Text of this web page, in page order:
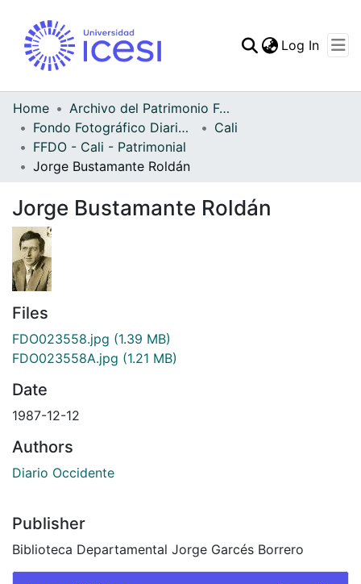
Statistics
Log In
Home
Archivo del Patrimonio Fotográfico y Fílmico del Valle del Cauca
Fondo Fotográfico Diario Occidente
Cali
FFDO - Cali - Patrimonial
Jorge Bustamante Roldán
Jorge Bustamante Roldán
Files
FDO023558.jpg (1.39 MB)
FDO023558A.jpg (1.21 MB)
Date
1987-12-12
Authors
Diario Occidente
Publisher
Biblioteca Departamental Jorge Garcés Borrero